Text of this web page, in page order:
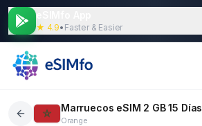
★ 4.9• Faster & Easier
Marruecos eSIM 2 GB 15 Días
Orange